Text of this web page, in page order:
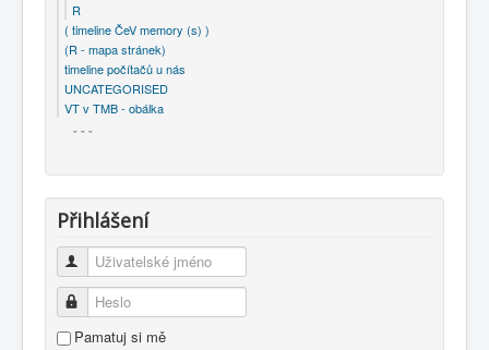
R
( timeline ČeV memory (s) )
(R - mapa stránek)
timeline počítačů u nás
UNCATEGORISED
VT v TMB - obálka
- - -
Přihlášení
Uživatelské jméno
Heslo
Pamatuj si mě